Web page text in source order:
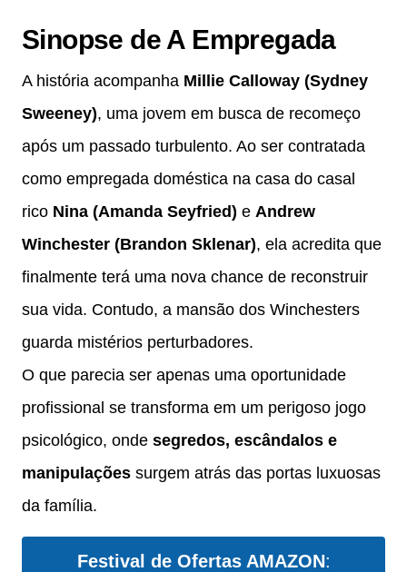
Sinopse de A Empregada
A história acompanha Millie Calloway (Sydney
Sweeney), uma jovem em busca de recomeço
após um passado turbulento. Ao ser contratada
como empregada doméstica na casa do casal
rico Nina (Amanda Seyfried) e Andrew
Winchester (Brandon Sklenar), ela acredita que
finalmente terá uma nova chance de reconstruir
sua vida. Contudo, a mansão dos Winchesters
guarda mistérios perturbadores.
O que parecia ser apenas uma oportunidade
profissional se transforma em um perigoso jogo
psicológico, onde segredos, escândalos e
manipulações surgem atrás das portas luxuosas
da família.
Festival de Ofertas AMAZON: